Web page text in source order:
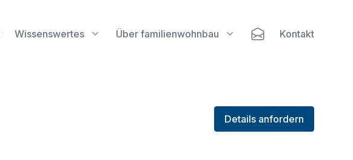
Wissenswertes Über familienwohnbau Kontakt
Details anfordern